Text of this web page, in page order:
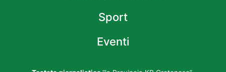
Sport
Eventi